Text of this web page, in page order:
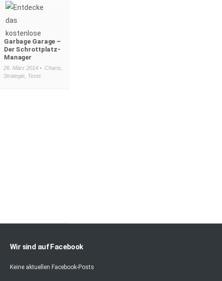
Garbage Garage –
Der Schrottplatz-
Manager
26. März 2014 • Charts
Strategie, Tests
Wir sind auf Facebook
Keine aktuellen Facebook-Posts